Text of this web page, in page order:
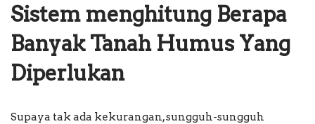
Sistem menghitung Berapa
Banyak Tanah Humus Yang
Diperlukan
Supaya tak ada kekurangan, sungguh-sungguh